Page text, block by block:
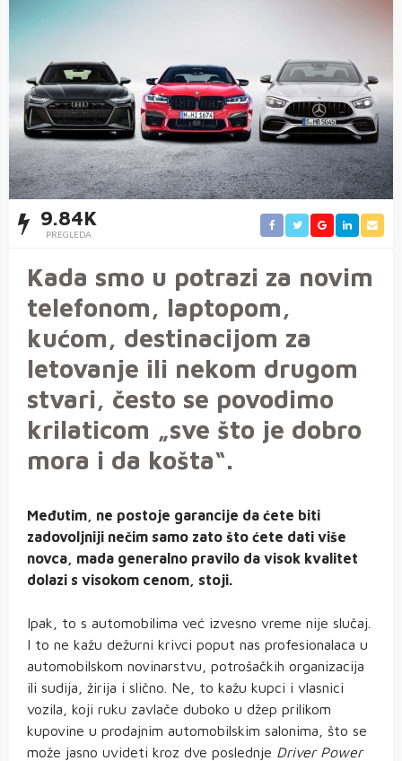
9.84K
PREGLEDA
Kada smo u potrazi za novim
telefonom, laptopom,
kućom, destinacijom za
letovanje ili nekom drugom
stvari, često se povodimo
krilaticom „sve što je dobro
mora i da košta“.
Međutim, ne postoje garancije da ćete biti
zadovoljniji nečim samo zato što ćete dati više
novca, mada generalno pravilo da visok kvalitet
dolazi s visokom cenom, stoji.
Ipak, to s automobilima već izvesno vreme nije slučaj.
I to ne kažu dežurni krivci poput nas profesionalaca u
automobilskom novinarstvu, potrošačkih organizacija
ili sudija, žirija i slično. Ne, to kažu kupci i vlasnici
vozila, koji ruku zavlače duboko u džep prilikom
kupovine u prodajnim automobilskim salonima, što se
može jasno uvideti kroz dve poslednje Driver Power